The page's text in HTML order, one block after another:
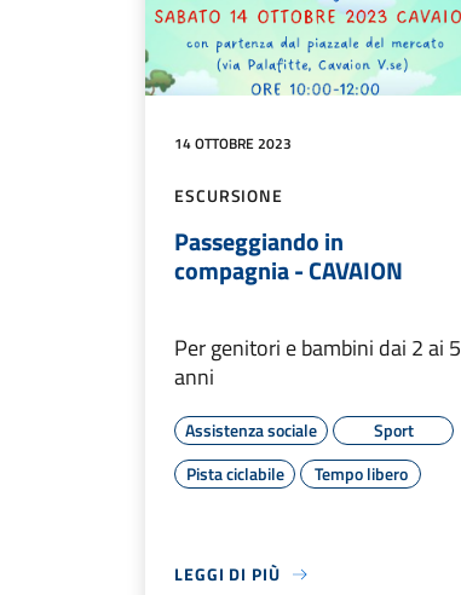
14 OTTOBRE 2023
ESCURSIONE
Passeggiando in
compagnia - CAVAION
Per genitori e bambini dai 2 ai 5
anni
Assistenza sociale
Sport
Pista ciclabile
Tempo libero
LEGGI DI PIÙ